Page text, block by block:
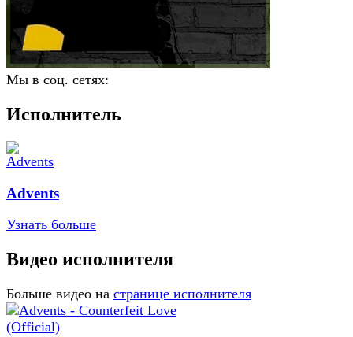
Мы в соц. сетях:
Исполнитель
Advents
Узнать больше
Видео исполнителя
Больше видео на странице исполнителя